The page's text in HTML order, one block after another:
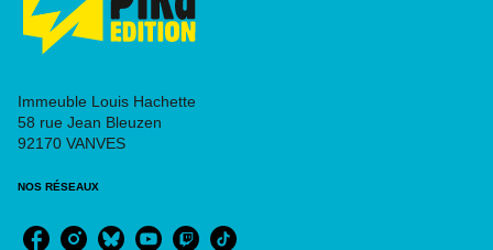
Immeuble Louis Hachette
58 rue Jean Bleuzen
92170 VANVES
NOS RÉSEAUX